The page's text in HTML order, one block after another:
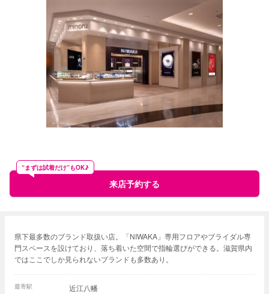
来店予約する
“まずは試着だけ”もOK♪
県下最多数のブランド取扱い店。「NIWAKA」専用フロアやブライダル専
門スペースを設けており、落ち着いた空間で指輪選びができる。滋賀県内
ではここでしか見られないブランドも多数あり。
最寄駅 近江八幡